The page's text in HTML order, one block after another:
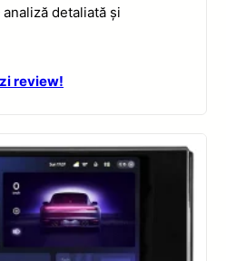
detaliată și
review!